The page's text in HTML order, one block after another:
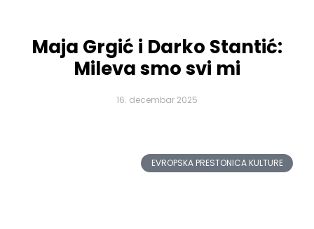
Maja Grgić i Darko Stantić:
Mileva smo svi mi
16. decembar 2025
EVROPSKA PRESTONICA KULTURE